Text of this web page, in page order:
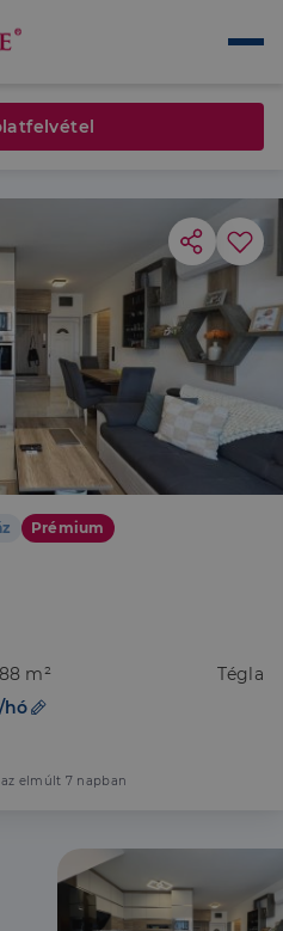
Prémium
88 m²
Tégla
hó
elmúlt 7 napban